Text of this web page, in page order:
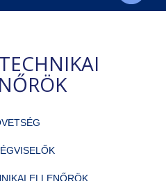
ELLENŐRÖK